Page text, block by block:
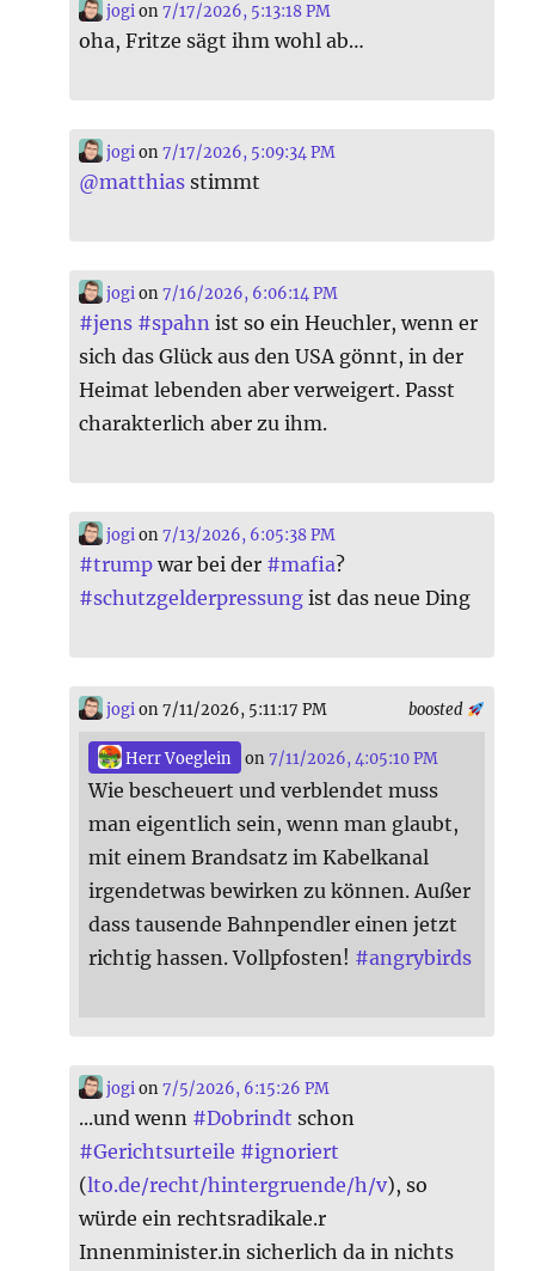
jogion7/17/2026, 5:13:18 PM
oha, Fritze sägt ihm wohl ab…
jogion7/17/2026, 5:09:34 PM
@matthias stimmt
jogion7/16/2026, 6:06:14 PM
#jens #spahn ist so ein Heuchler, wenn er
sich das Glück aus den USA gönnt, in der
Heimat lebenden aber verweigert. Passt
charakterlich aber zu ihm.
jogion7/13/2026, 6:05:38 PM
#trump war bei der #mafia?
#schutzgelderpressung ist das neue Ding
boosted
jogion 7/11/2026, 5:11:17 PM
Herr Voeglein on7/11/2026, 4:05:10 PM
Wie bescheuert und verblendet muss
man eigentlich sein, wenn man glaubt,
mit einem Brandsatz im Kabelkanal
irgendetwas bewirken zu können. Außer
dass tausende Bahnpendler einen jetzt
richtig hassen. Vollpfosten! #angrybirds
jogi on7/5/2026, 6:15:26 PM
...und wenn #Dobrindt schon
#Gerichtsurteile #ignoriert
(lto.de/recht/hintergruende/h/v), so
würde ein rechtsradikale.r
Innenminister.in sicherlich da in nichts